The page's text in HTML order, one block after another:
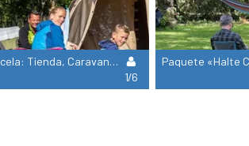
Parcela: Tienda, Caravana O Autocaravana
1/6